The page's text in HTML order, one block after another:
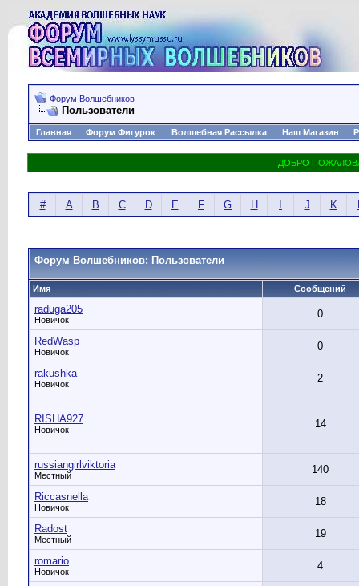
Форум Волшебников
Пользователи
Главная Форум Фигурок Волшебная Рассылка Наш Магазин
# A B C D E F G H J K
Форум Волшебников: Пользователи
Имя Сообщений
raduga205
Новичок 0
RedWasp
Новичок 0
rakushka
Новичок 2
RISHA927
Новичок 14
russiangirlviktoria
Местный 140
Riccasnella
Новичок 18
Radost
Местный 19
romario
Новичок 4